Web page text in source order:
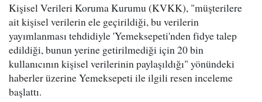
Kişisel Verileri Koruma Kurumu (KVKK), "müşterilere
ait kişisel verilerin ele geçirildiği, bu verilerin
yayımlanması tehdidiyle 'Yemeksepeti'nden fidye talep
edildiği, bunun yerine getirilmediği için 20 bin
kullanıcının kişisel verilerinin paylaşıldığı" yönündeki
haberler üzerine Yemeksepeti ile ilgili resen inceleme
başlattı.